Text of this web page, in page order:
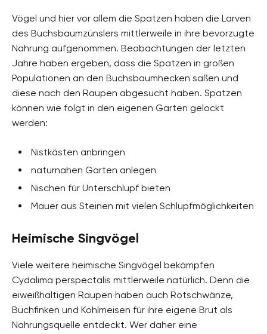
Vögel und hier vor allem die Spatzen haben die Larven
des Buchsbaumzünslers mittlerweile in ihre bevorzugte
Nahrung aufgenommen. Beobachtungen der letzten
Jahre haben ergeben, dass die Spatzen in großen
Populationen an den Buchsbaumhecken saßen und
diese nach den Raupen abgesucht haben. Spatzen
können wie folgt in den eigenen Garten gelockt
werden:
Nistkästen anbringen
naturnahen Garten anlegen
Nischen für Unterschlupf bieten
Mauer aus Steinen mit vielen Schlupfmöglichkeiten
Heimische Singvögel
Viele weitere heimische Singvögel bekämpfen
Cydalima perspectalis mittlerweile natürlich. Denn die
eiweißhaltigen Raupen haben auch Rotschwänze,
Buchfinken und Kohlmeisen für ihre eigene Brut als
Nahrungsquelle entdeckt. Wer daher eine